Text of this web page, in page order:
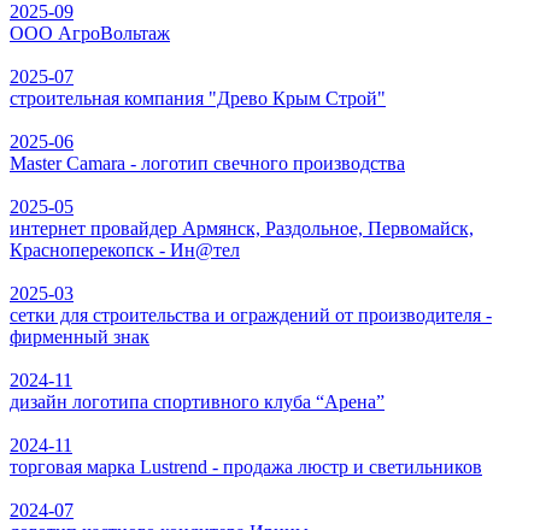
2025-09
ООО АгроВольтаж
2025-07
строительная компания "Древо Крым Строй"
2025-06
Master Camara - логотип свечного производства
2025-05
интернет провайдер Армянск, Раздольное, Первомайск,
Красноперекопск - Ин@тел
2025-03
сетки для строительства и ограждений от производителя -
фирменный знак
2024-11
дизайн логотипа спортивного клуба “Арена”
2024-11
торговая марка Lustrend - продажа люстр и светильников
2024-07